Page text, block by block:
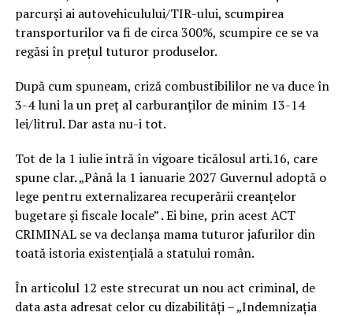
parcurși ai autovehiculului/TIR-ului, scumpirea
transporturilor va fi de circa 300%, scumpire ce se va
regăsi în prețul tuturor produselor.
După cum spuneam, criză combustibililor ne va duce în
3-4 luni la un preț al carburanților de minim 13-14
lei/litrul. Dar asta nu-i tot.
Tot de la 1 iulie intră în vigoare ticălosul arti.16, care
spune clar. „Până la 1 ianuarie 2027 Guvernul adoptă o
lege pentru externalizarea recuperării creanțelor
bugetare și fiscale locale” . Ei bine, prin acest ACT
CRIMINAL se va declanșa mama tuturor jafurilor din
toată istoria existențială a statului român.
În articolul 12 este strecurat un nou act criminal, de
data asta adresat celor cu dizabilități – „Indemnizația